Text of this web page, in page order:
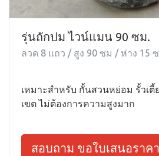
รุ่นถักปม ไวน์แมน 90 ซม.
ลวด 8 แถว / สูง 90 ซม / ห่าง 15
เหมาะสำหรับ กั้นสวนหย่อม รั้วเตี้
เขต ไม่ต้องการความสูงมาก
สอบถาม ขอใบเสนอราคา